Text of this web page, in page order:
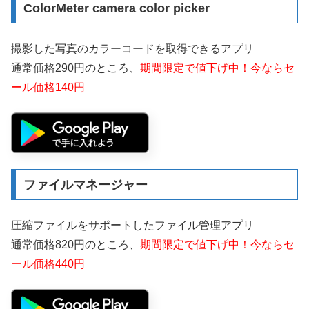
ColorMeter camera color picker
撮影した写真のカラーコードを取得できるアプリ
通常価格290円のところ、 期間限定で値下げ中！今ならセ
ール価格140円
ファイルマネージャー
圧縮ファイルをサポートしたファイル管理アプリ
通常価格820円のところ、 期間限定で値下げ中！今ならセ
ール価格440円